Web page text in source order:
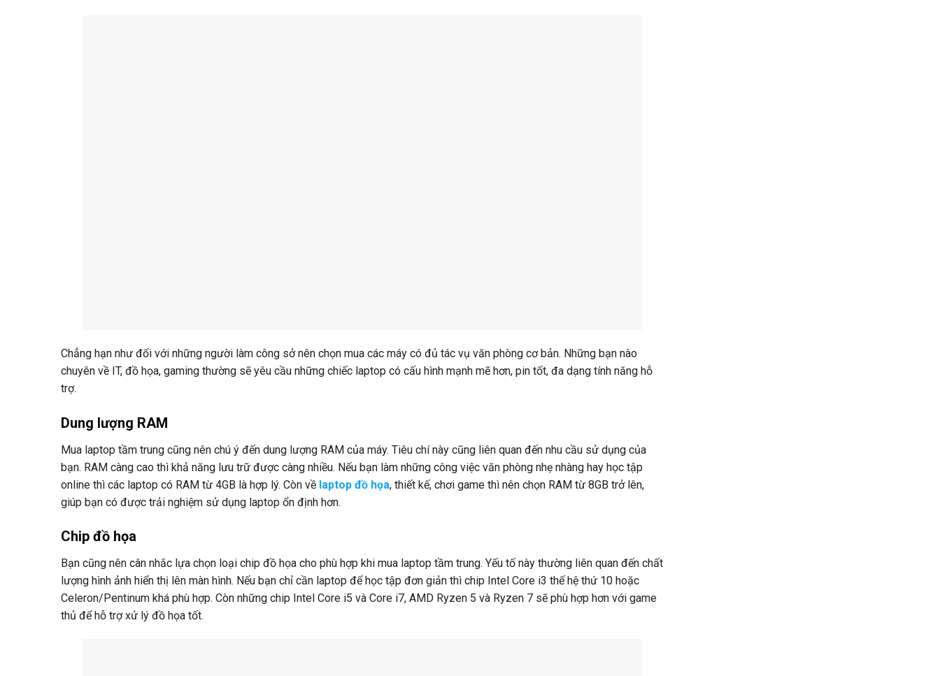
Chẳng hạn như đối với những người làm công sở nên chọn mua các máy có đủ tác vụ văn phòng cơ bản. Những bạn nào
chuyên về IT, đồ họa, gaming thường sẽ yêu cầu những chiếc laptop có cấu hình mạnh mẽ hơn, pin tốt, đa dạng tính năng hỗ
trợ.
Dung lượng RAM
Mua laptop tầm trung cũng nên chú ý đến dung lượng RAM của máy. Tiêu chí này cũng liên quan đến nhu cầu sử dụng của
bạn. RAM càng cao thì khả năng lưu trữ được càng nhiều. Nếu bạn làm những công việc văn phòng nhẹ nhàng hay học tập
online thì các laptop có RAM từ 4GB là hợp lý. Còn về laptop đồ họa, thiết kế, chơi game thì nên chọn RAM từ 8GB trở lên,
giúp bạn có được trải nghiệm sử dụng laptop ổn định hơn.
Chip đồ họa
Bạn cũng nên cân nhắc lựa chọn loại chip đồ họa cho phù hợp khi mua laptop tầm trung. Yếu tố này thường liên quan đến chất
lượng hình ảnh hiển thị lên màn hình. Nếu bạn chỉ cần laptop để học tập đơn giản thì chip Intel Core i3 thế hệ thứ 10 hoặc
Celeron/Pentinum khá phù hợp. Còn những chip Intel Core i5 và Core i7, AMD Ryzen 5 và Ryzen 7 sẽ phù hợp hơn với game
thủ để hỗ trợ xử lý đồ họa tốt.